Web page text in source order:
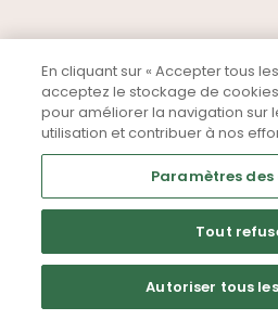
Nous
Partager sur
Mentions légales CGU
En cliquant sur « Accepter tous
acceptez le stockage de
pour améliorer la navigation sur
utilisation et contribuer à nos
Paramètres des
Tout
Autoriser tous